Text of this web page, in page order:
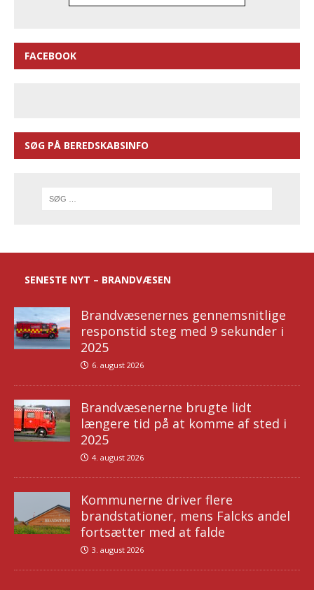
FACEBOOK
SØG PÅ BEREDSKABSINFO
SENESTE NYT – BRANDVÆSEN
Brandvæsenernes gennemsnitlige
responstid steg med 9 sekunder i
2025
6. august 2026
Brandvæsenerne brugte lidt
længere tid på at komme af sted i
2025
4. august 2026
Kommunerne driver flere
brandstationer, mens Falcks andel
fortsætter med at falde
3. august 2026